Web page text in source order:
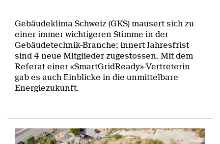
Gebäudeklima Schweiz (GKS) mausert sich zu
einer immer wichtigeren Stimme in der
Gebäudetechnik-Branche; innert Jahresfrist
sind 4 neue Mitglieder zugestossen. Mit dem
Referat einer «SmartGridReady»-Vertreterin
gab es auch Einblicke in die unmittelbare
Energiezukunft.